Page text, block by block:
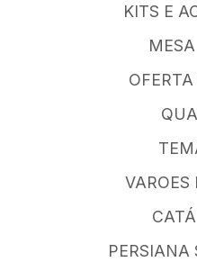
KITS E
VAROES
PERSIANA